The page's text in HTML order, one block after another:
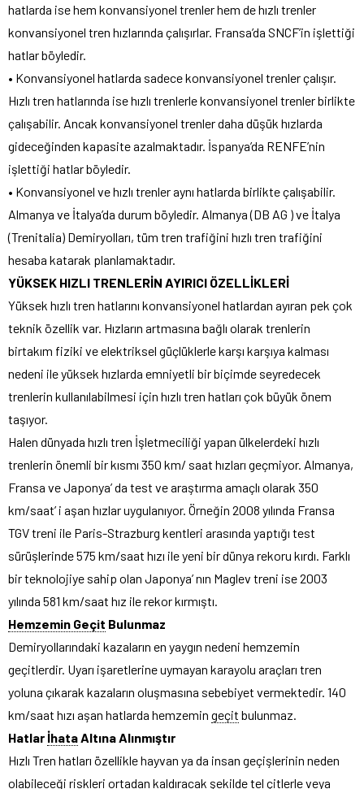
hatlarda ise hem konvansiyonel trenler hem de hızlı trenler
konvansiyonel tren hızlarında çalışırlar. Fransa’da SNCF’in işlettiği
hatlar böyledir.
• Konvansiyonel hatlarda sadece konvansiyonel trenler çalışır.
Hızlı tren hatlarında ise hızlı trenlerle konvansiyonel trenler birlikte
çalışabilir. Ancak konvansiyonel trenler daha düşük hızlarda
gideceğinden kapasite azalmaktadır. İspanya’da RENFE’nin
işlettiği hatlar böyledir.
• Konvansiyonel ve hızlı trenler aynı hatlarda birlikte çalışabilir.
Almanya ve İtalya’da durum böyledir. Almanya (DB AG ) ve İtalya
(Trenitalia) Demiryolları, tüm tren trafiğini hızlı tren trafiğini
hesaba katarak planlamaktadır.
YÜKSEK HIZLI TRENLERİN AYIRICI ÖZELLİKLERİ
Yüksek hızlı tren hatlarını konvansiyonel hatlardan ayıran pek çok
teknik özellik var. Hızların artmasına bağlı olarak trenlerin
birtakım fiziki ve elektriksel güçlüklerle karşı karşıya kalması
nedeni ile yüksek hızlarda emniyetli bir biçimde seyredecek
trenlerin kullanılabilmesi için hızlı tren hatları çok büyük önem
taşıyor.
Halen dünyada hızlı tren İşletmeciliği yapan ülkelerdeki hızlı
trenlerin önemli bir kısmı 350 km/ saat hızları geçmiyor. Almanya,
Fransa ve Japonya’ da test ve araştırma amaçlı olarak 350
km/saat’ i aşan hızlar uygulanıyor. Örneğin 2008 yılında Fransa
TGV treni ile Paris-Strazburg kentleri arasında yaptığı test
sürüşlerinde 575 km/saat hızı ile yeni bir dünya rekoru kırdı. Farklı
bir teknolojiye sahip olan Japonya’ nın Maglev treni ise 2003
yılında 581 km/saat hız ile rekor kırmıştı.
Hemzemin Geçit Bulunmaz
Demiryollarındaki kazaların en yaygın nedeni hemzemin
geçitlerdir. Uyarı işaretlerine uymayan karayolu araçları tren
yoluna çıkarak kazaların oluşmasına sebebiyet vermektedir. 140
km/saat hızı aşan hatlarda hemzemin geçit bulunmaz.
Hatlarİhata Altına Alınmıştır
Hızlı Tren hatları özellikle hayvan ya da insan geçişlerinin neden
olabileceği riskleri ortadan kaldıracak şekilde tel çitlerle veya